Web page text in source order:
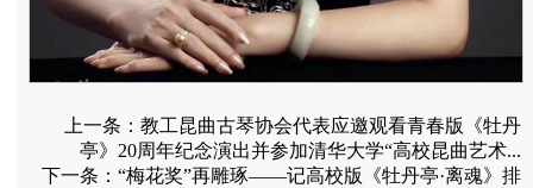
上一条： 教工昆曲古琴协会代表应邀观看青春版《牡丹
亭》20周年纪念演出并参加清华大学“高校昆曲艺术...
下一条： “梅花奖”再雕琢——记高校版《牡丹亭·离魂》排